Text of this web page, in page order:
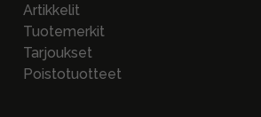
Artikkelit
Tuotemerkit
Tarjoukset
Poistotuotteet